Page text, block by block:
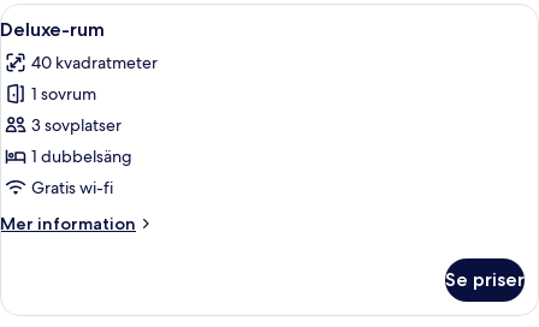
Öppna
alla
foton
för
Deluxe-
rum
Ett hotellrum med en stor säng, två
6
Deluxe-rum
40 kvadratmeter
1 sovrum
3 sovplatser
1 dubbelsäng
Gratis wi-fi
Mer information
Mer
rum
Se priser